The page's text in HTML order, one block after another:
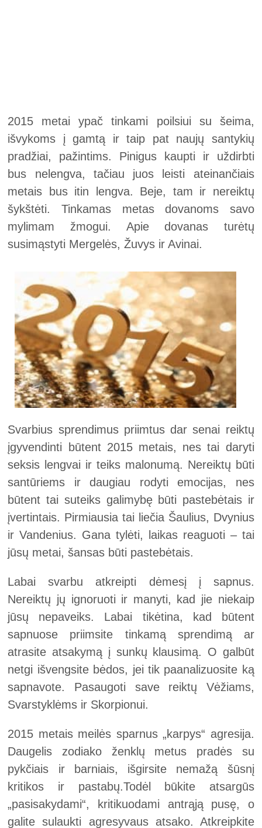
2015 metai ypač tinkami poilsiui su šeima,
išvykoms į gamtą ir taip pat naujų santykių
pradžiai, pažintims. Pinigus kaupti ir uždirbti
bus nelengva, tačiau juos leisti ateinančiais
metais bus itin lengva. Beje, tam ir nereiktų
šykštėti. Tinkamas metas dovanoms savo
mylimam žmogui. Apie dovanas turėtų
susimąstyti Mergelės, Žuvys ir Avinai.
Svarbius sprendimus priimtus dar senai reiktų
įgyvendinti būtent 2015 metais, nes tai daryti
seksis lengvai ir teiks malonumą. Nereiktų būti
santūriems ir daugiau rodyti emocijas, nes
būtent tai suteiks galimybę būti pastebėtais ir
įvertintais. Pirmiausia tai liečia Šaulius, Dvynius
ir Vandenius. Gana tylėti, laikas reaguoti – tai
jūsų metai, šansas būti pastebėtais.
Labai svarbu atkreipti dėmesį į sapnus.
Nereiktų jų ignoruoti ir manyti, kad jie niekaip
jūsų nepaveiks. Labai tikėtina, kad būtent
sapnuose priimsite tinkamą sprendimą ar
atrasite atsakymą į sunkų klausimą. O galbūt
netgi išvengsite bėdos, jei tik paanalizuosite ką
sapnavote. Pasaugoti save reiktų Vėžiams,
Svarstyklėms ir Skorpionui.
2015 metais meilės sparnus „karpys“ agresija.
Daugelis zodiako ženklų metus pradės su
pykčiais ir barniais, išgirsite nemažą šūsnį
kritikos ir pastabų.Todėl būkite atsargūs
„pasisakydami“, kritikuodami antrąją pusę, o
galite sulaukti agresyvaus atsako. Atkreipkite